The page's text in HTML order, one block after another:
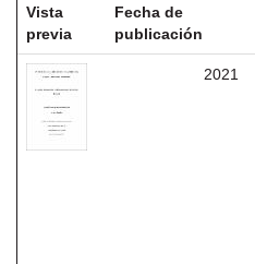
Vista
previa
Fecha de
publicación
2021